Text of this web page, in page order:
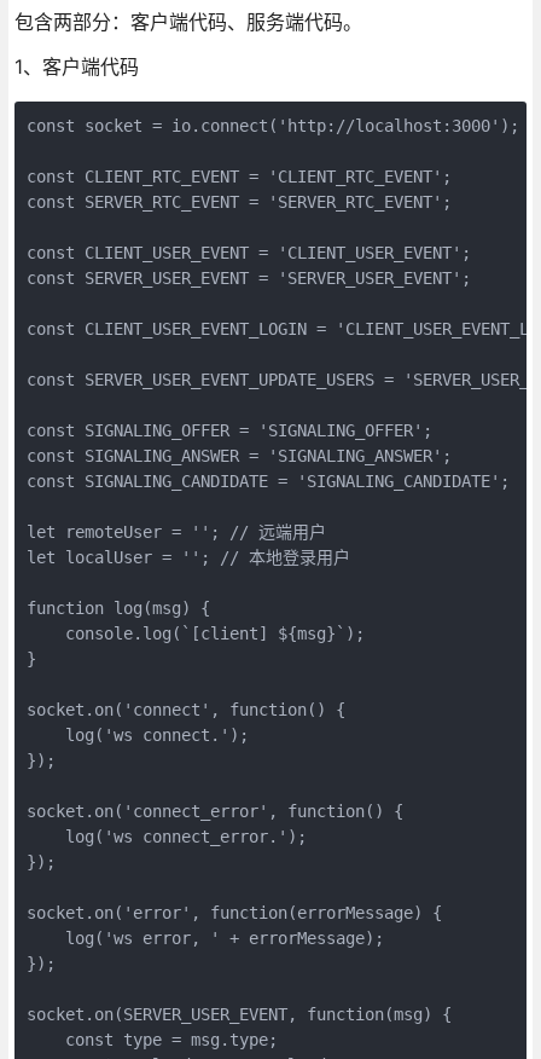
包含两部分：客户端代码、服务端代码。
1、客户端代码
const socket = io.connect('http://localhost:3000');
const CLIENT_RTC_EVENT = 'CLIENT_RTC_EVENT';
const SERVER_RTC_EVENT = 'SERVER_RTC_EVENT';
const CLIENT_USER_EVENT = 'CLIENT_USER_EVENT';
const SERVER_USER_EVENT = 'SERVER_USER_EVENT';
const CLIENT_USER_EVENT_LOGIN =
const SERVER_USER_EVENT_UPDATE_USERS =
const SIGNALING_OFFER = 'SIGNALING_OFFER';
const SIGNALING_ANSWER = 'SIGNALING_ANSWER';
const SIGNALING_CANDIDATE = 'SIGNALING_CANDIDATE';
let remoteUser = ''; // 远端用户
let localUser = ''; // 本地登录用户
function log(msg) {
    console.log(`[client] ${msg}`);
}
socket.on('connect', function() {
    log('ws connect.');
});
socket.on('connect_error', function() {
    log('ws connect_error.');
});
socket.on('error', function(errorMessage) {
    log('ws error, ' + errorMessage);
});
socket.on(SERVER_USER_EVENT, function(msg) {
    const type = msg.type;